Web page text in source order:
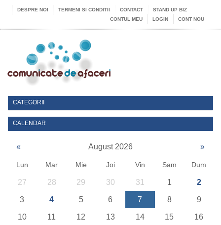
DESPRE NOI TERMENI SI CONDITII CONTACT
STAND UP BIZ
CONTUL MEU
LOGIN CONT NOU
CATEGORII
CALENDAR
« August 2026 »
Lun Mar Mie Joi Vin Sam Dum
27 28 29 30 31 1 2
3 4 5 6 7 8 9
10 11 12 13 14 15 16